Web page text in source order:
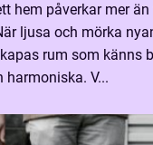
hem påverkar mer
ljusa och mörka
rum som känns
harmoniska. V...